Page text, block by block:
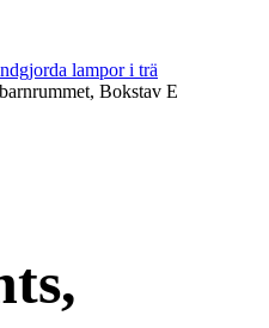
lampor i trä
Bokstav E